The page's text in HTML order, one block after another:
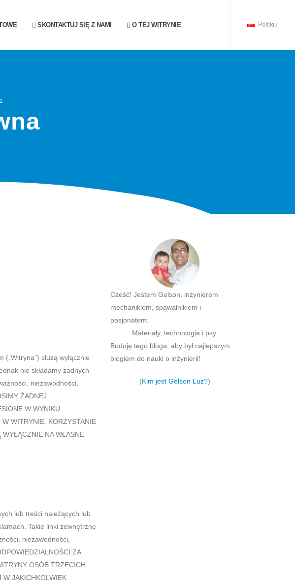
SKONTAKTUJ SIĘ Z NAMI O TEJ WITRYNIE Polski
służą wyłącznie
nie składamy żadnych
niezawodności,
ŻADNEJ
W WYNIKU
WITRYNIE. KORZYSTANIE
NA WŁASNE
lub treści należących lub
Takie linki zewnętrzne
niezawodności,
ZA
OSÓB TRZECICH
JAKICHKOLWIEK
Cześć! Jestem Gelson, inżynierem
mechanikiem, spawalnikiem i
pasjonatem:
Materiały, technologia i psy.
Buduję tego bloga, aby był najlepszym
blogiem do nauki o inżynierii!
(Kim jest Gelson Luz?)